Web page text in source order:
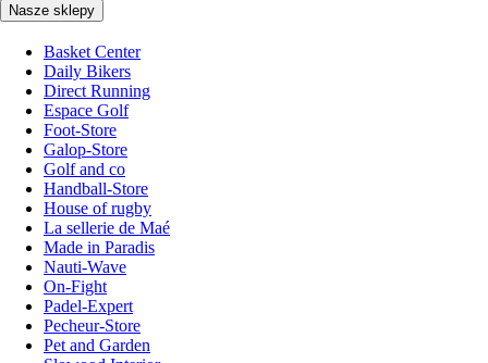
Nasze sklepy
Basket Center
Daily Bikers
Direct Running
Espace Golf
Foot-Store
Galop-Store
Golf and co
Handball-Store
House of rugby
La sellerie de Maé
Made in Paradis
Nauti-Wave
On-Fight
Padel-Expert
Pecheur-Store
Pet and Garden